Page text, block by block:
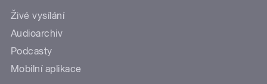
Živé vysílání
Audioarchiv
Podcasty
Mobilní aplikace